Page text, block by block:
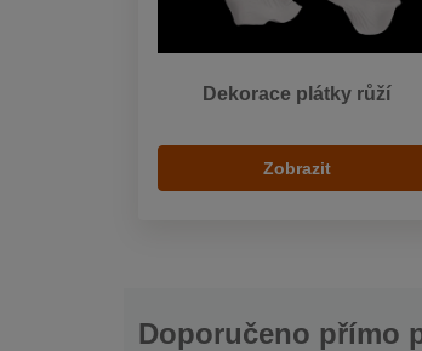
Dekorace plátky růží
Zobrazit
Doporučeno přímo